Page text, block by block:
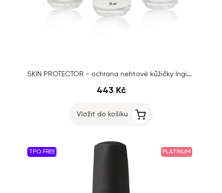
SKIN PROTECTOR - ochrana nehtové kůžičky Inginails, 3x15ml
443 Kč
Vložit do košíku
TPO FREE PLATINUM